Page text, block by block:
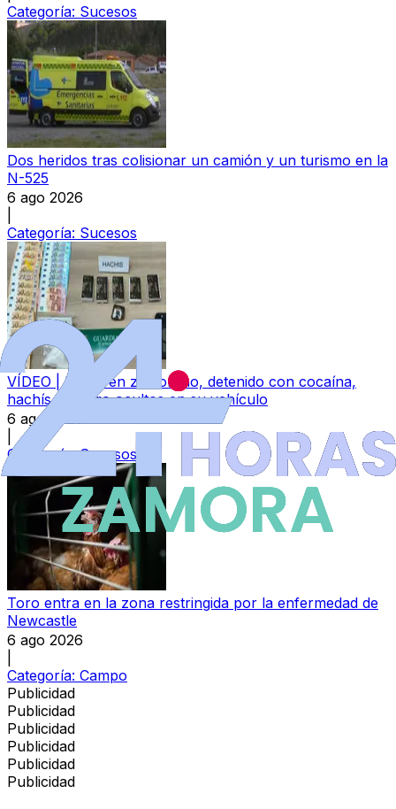
Categoría: Sucesos
Dos heridos tras colisionar un camión y un turismo en la
N-525
6 ago 2026
Categoría: Sucesos
VÍDEO | Un joven zamorano, detenido con cocaína,
hachís y dinero ocultos en su vehículo
6 ago 2026
Categoría:Sucesos
Toro entra en la zona restringida por la enfermedad de
Newcastle
6 ago 2026
Categoría: Campo
Publicidad
Publicidad
Publicidad
Publicidad
Publicidad
Publicidad